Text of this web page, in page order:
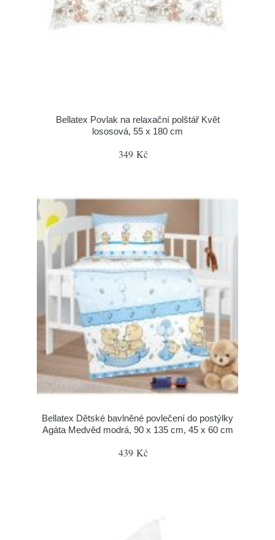
Bellatex Povlak na relaxační polštář Květ
lososová, 55 x 180 cm
349 Kč
Bellatex Dětské bavlněné povlečení do postýlky
Agáta Medvěd modrá, 90 x 135 cm, 45 x 60 cm
439 Kč